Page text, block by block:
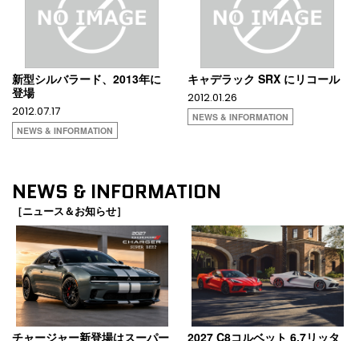
新型シルバラード、2013年に
登場
2012.07.17
NEWS & INFORMATION
キャデラック SRX にリコール
2012.01.26
NEWS & INFORMATION
NEWS & INFORMATION
［ニュース＆お知らせ］
チャージャー新登場はスーパー 2027 C8コルベット 6.7リッタ